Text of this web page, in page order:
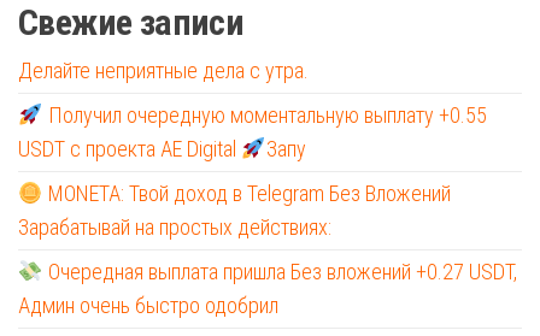
Свежие записи
Делайте неприятные дела с утра.
Получил очередную моментальную выплату +0.55
USDT с проекта AE Digital
Запу
MONETA: Твой доход в Telegram Без Вложений
Зарабатывай на простых действиях:
Очередная выплата пришла Без вложений +0.27 USDT,
Админ очень быстро одобрил